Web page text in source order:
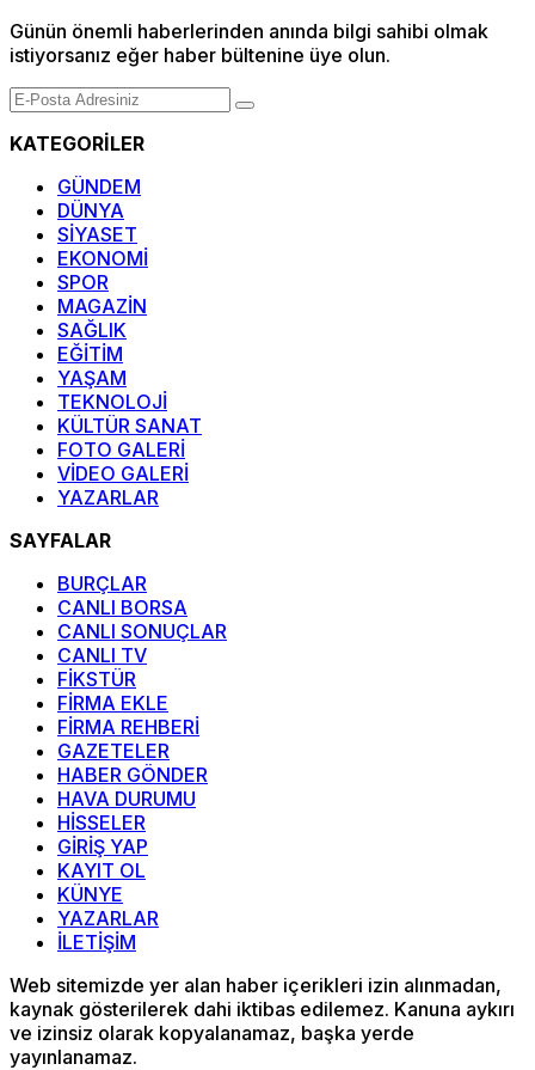
Günün önemli haberlerinden anında bilgi sahibi olmak
istiyorsanız eğer haber bültenine üye olun.
KATEGORİLER
GÜNDEM
DÜNYA
SİYASET
EKONOMİ
SPOR
MAGAZİN
SAĞLIK
EĞİTİM
YAŞAM
TEKNOLOJİ
KÜLTÜR SANAT
FOTO GALERİ
VİDEO GALERİ
YAZARLAR
SAYFALAR
BURÇLAR
CANLI BORSA
CANLI SONUÇLAR
CANLI TV
FİKSTÜR
FİRMA EKLE
FİRMA REHBERİ
GAZETELER
HABER GÖNDER
HAVA DURUMU
HİSSELER
GİRİŞ YAP
KAYIT OL
KÜNYE
YAZARLAR
İLETİŞİM
Web sitemizde yer alan haber içerikleri izin alınmadan,
kaynak gösterilerek dahi iktibas edilemez. Kanuna aykırı
ve izinsiz olarak kopyalanamaz, başka yerde
yayınlanamaz.